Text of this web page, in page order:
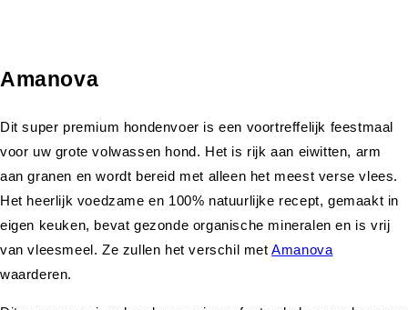
Amanova
Dit super premium hondenvoer is een voortreffelijk feestmaal
voor uw grote volwassen hond. Het is rijk aan eiwitten, arm
aan granen en wordt bereid met alleen het meest verse vlees.
Het heerlijk voedzame en 100% natuurlijke recept, gemaakt in
eigen keuken, bevat gezonde organische mineralen en is vrij
van vleesmeel. Ze zullen het verschil metAmanova
waarderen.